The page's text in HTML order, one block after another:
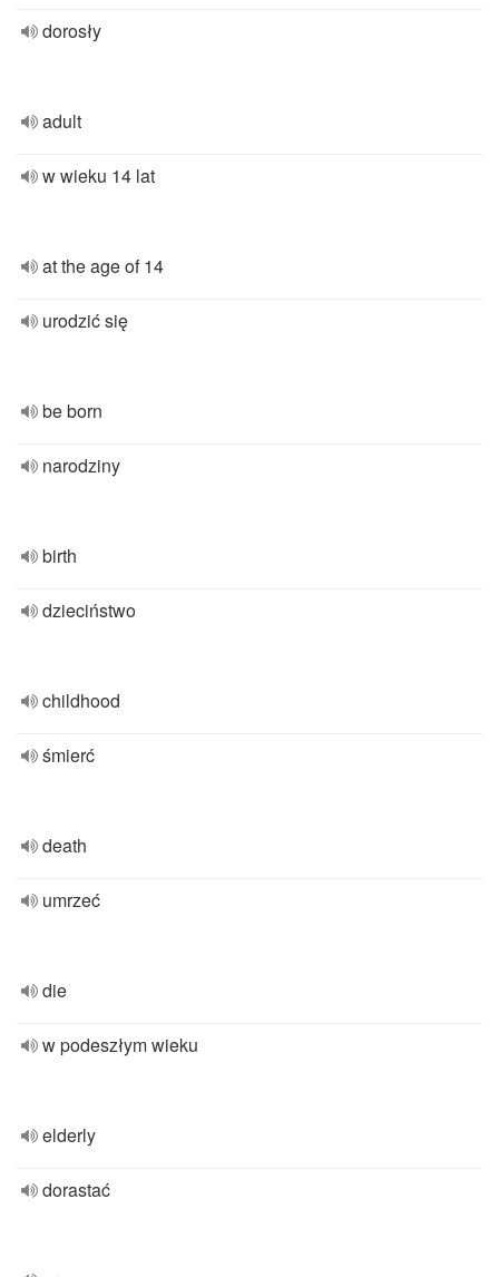
dorosły
adult
w wieku 14 lat
at the age of 14
urodzić się
be born
narodziny
birth
dzieciństwo
childhood
śmierć
death
umrzeć
die
w podeszłym wieku
elderly
dorastać